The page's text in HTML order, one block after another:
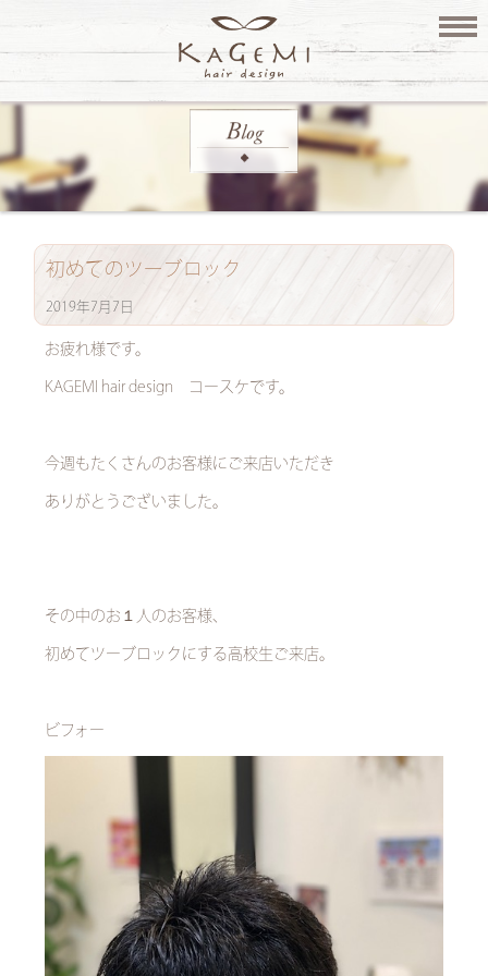
初めてのツーブロック
2019年7月7日
お疲れ様です。
KAGEMI hair design コースケです。
今週もたくさんのお客様にご来店いただき
ありがとうございました。
その中のお１人のお客様、
初めてツーブロックにする高校生ご来店。
ビフォー